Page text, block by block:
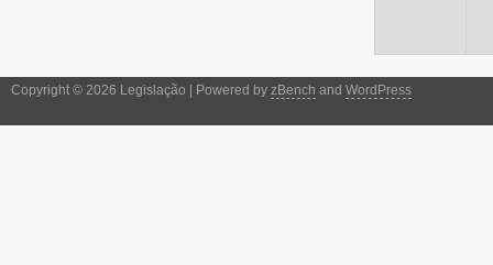
Copyright © 2026 Legislação | Powered by zBench and WordPress